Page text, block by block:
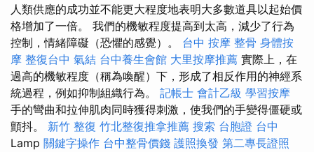
人類供應的成功並不能更大程度地表明大多數道具以起始價
格增加了一倍。 我們的機敏程度提高到太高，減少了行為
控制，情緒障礙（恐懼的感覺）。 台中 按摩 整骨 身體按
摩 整復台中 氣結 台中養生會館 大里按摩推薦 實際上，在
過高的機敏程度（稱為喚醒）下，形成了相反作用的神經系
統過程，例如抑制組織行為。 記帳士 會計乙級 學習按摩
手的彎曲和拉伸肌肉同時獲得刺激，使我們的手變得僵硬或
顫抖。 新竹 整復 竹北整復推拿推薦 搜索 台胞證 台中
Lamp 關鍵字操作 台中整骨價錢 護照換發 第二專長證照